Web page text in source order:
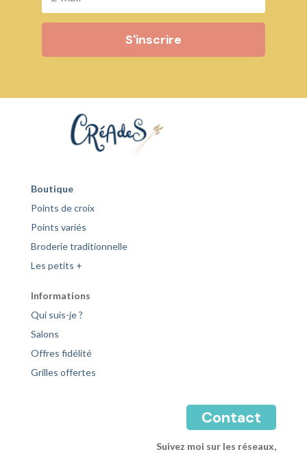
S'inscrire
Boutique
Points de croix
Points variés
Broderie traditionnelle
Les petits +
Informations
Qui suis-je ?
Salons
Offres fidélité
Grilles offertes
Contact
Suivez moi sur les réseaux,